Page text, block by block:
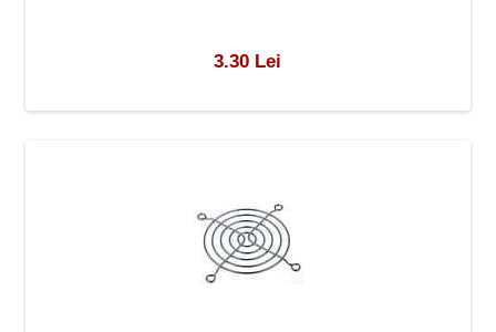
3.30 Lei